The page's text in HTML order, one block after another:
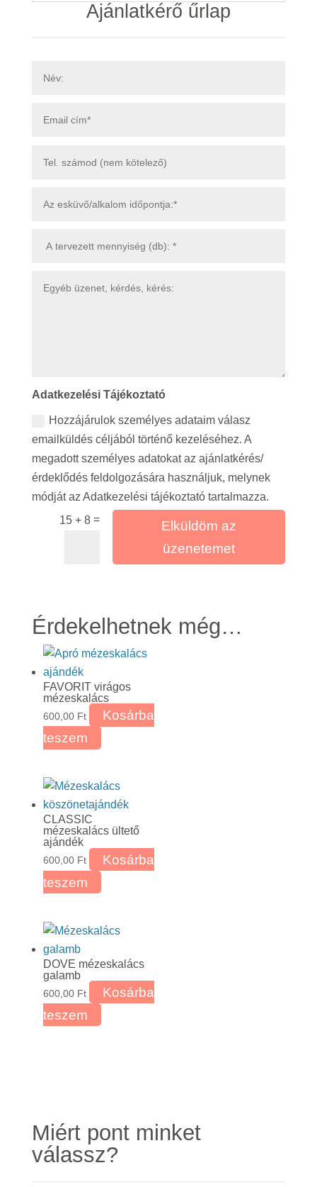
Ajánlatkérő űrlap
Adatkezelési Tájékoztató
Hozzájárulok személyes adataim válasz
emailküldés céljából történő kezeléséhez. A
megadott személyes adatokat az ajánlatkérés/
érdeklődés feldolgozására használjuk, melynek
módját az Adatkezelési tájékoztató tartalmazza.
15 + 8 =
Elküldöm az
üzenetemet
Érdekelhetnek még…
FAVORIT virágos
mézeskalács
600,00 Ft
Kosárba
teszem
CLASSIC
mézeskalács ültető
ajándék
600,00 Ft
Kosárba
teszem
DOVE mézeskalács
galamb
600,00 Ft
Kosárba
teszem
Miért pont minket
válassz?